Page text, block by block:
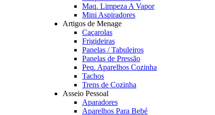
Maq. Limpeza A Vapor
Mini Aspiradores
Artigos de Menage
Caçarolas
Frigideiras
Panelas / Tabuleiros
Panelas de Pressão
Peq. Aparelhos Cozinha
Tachos
Trens de Cozinha
Asseio Pessoal
Aparadores
Aparelhos Para Bebé